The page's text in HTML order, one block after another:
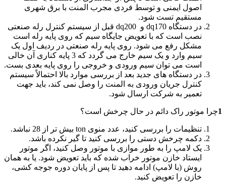
اصول ایمنی و توسط فردی مجرب المنت با برق شهری
مستقیم تست شود.
در دستگاه dq170 و dq200 قبل از سیستم کنترل رله صنعتی
نصب است که با تعویض جایگاه سیم که روی پایه رله است
مشکل رفع می شود. روی پایه رله صنعتی در ردیف اول یک
سیم وارد و یک سیم خارج می گردد که 3 پایه کناری آن خالی
است می توان سیم ورودی و خروجی را روی پایه بعدی بست.
در دستگاه های جدید بعد از بررسی موارد بالا احتمالاً سیستم
کنترل جریان ورودی به المنت را وصل نمی کند، باید جهت
تعمیر به شرکت ارسال شود.
1چرا موتور راک دائم در حال چرخش است؟
تنظیمات را بررسی کنید، عدد منوی ton بیش تر از 28 نباشد.
دکمه چرخش دستی را بررسی کنید تا گیر نکرده باشد.
یک لامپ را به طور موازی با موتور وصل کنید، اگر موتور
ایستاد خازن موتور خراب شده که باید تعویض شود. یا به همان
روش (با لامپ) ادامه دهید تا پس از پایان دوره جوجه کشی،
خازن را تعویض کنید.